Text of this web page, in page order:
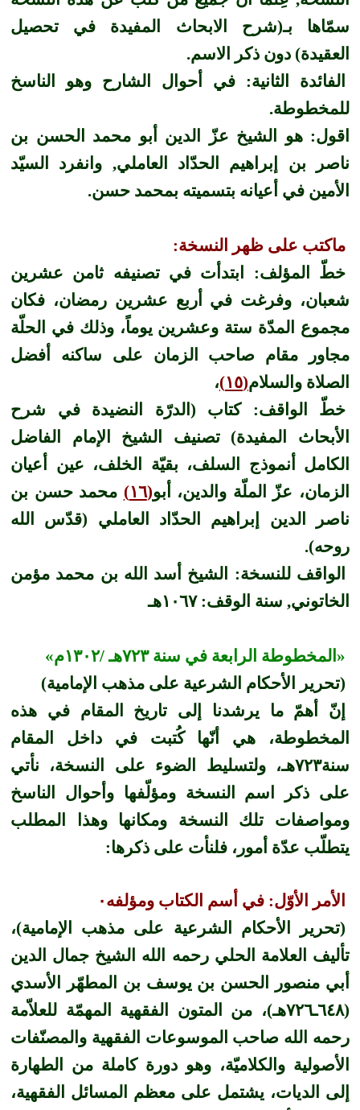
سمّاها بـ(شرح الابحاث المفيدة في تحصيل
العقيدة) دون ذكر الاسم.
الفائدة الثانية: في أحوال الشارح وهو الناسخ
للمخطوطة.
اقول: هو الشيخ عزّ الدين أبو محمد الحسن بن
ناصر بن إبراهيم الحدّاد العاملي, وانفرد السيّد
الأمين في أعيانه بتسميته بمحمد حسن.
ماكتب على ظهر النسخة:
خطّ المؤلف: ابتدأت في تصنيفه ثامن عشرين
شعبان، وفرغت في أربع عشرين رمضان، فكان
مجموع المدّة ستة وعشرين يوماً، وذلك في الحلّة
مجاور مقام صاحب الزمان على ساكنه أفضل
الصلاة والسلام(١٥)
،
خطّ الواقف: كتاب (الدرّة النضيدة في شرح
الأبحاث المفيدة) تصنيف الشيخ الإمام الفاضل
الكامل أنموذج السلف، بقيّة الخلف، عين أعيان
الزمان، عزّ الملّة والدين، أبو(١٦)
محمد حسن بن
ناصر الدين إبراهيم الحدّاد العاملي (قدّس الله
روحه).
الواقف للنسخة: الشيخ أسد الله بن محمد مؤمن
الخاتوني, سنة الوقف: ١٠٦٧هـ
«المخطوطة الرابعة في سنة ٧٢٣هـ /١٣٠٢م»
(تحرير الأحكام الشرعية على مذهب الإمامية)
إنّ أهمّ ما يرشدنا إلى تاريخ المقام في هذه
المخطوطة، هي أنّها كُتبت في داخل المقام
سنة٧٢٣هـ، ولتسليط الضوء على النسخة، نأتي
على ذكر اسم النسخة ومؤلّفها وأحوال الناسخ
ومواصفات تلك النسخة ومكانها وهذا المطلب
يتطلّب عدّة أمور، فلنأت على ذكرها:
الأمر الأوّل: في أسم الكتاب ومؤلفه٠
(تحرير الأحكام الشرعية على مذهب الإمامية)،
تأليف العلامة الحلي رحمه الله الشيخ جمال الدين
أبي منصور الحسن بن يوسف بن المطهّر الأسدي
(٦٤٨ـ٧٢٦هـ)، من المتون الفقهية المهمّة للعلاّمة
رحمه الله صاحب الموسوعات الفقهية والمصنّفات
الأصولية والكلاميّة، وهو دورة كاملة من الطهارة
إلى الديات، يشتمل على معظم المسائل الفقهية،